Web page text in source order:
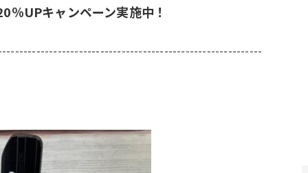
％UPキャンペーン実施中！